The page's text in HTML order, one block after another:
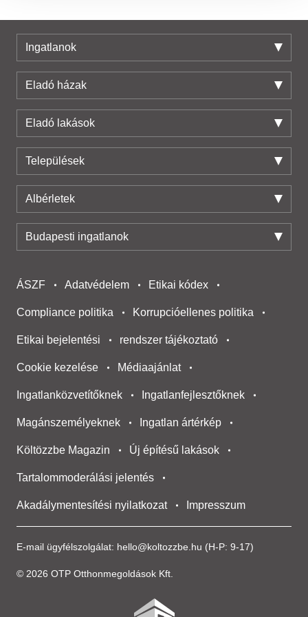
adatokkal, amelyeket Ön adott meg számukra vagy az
Ön által használt más szolgáltatásokból gyűjtöttek.
Ingatlanok
Eladó házak
Eladó lakások
Települések
Albérletek
Budapesti ingatlanok
E-mail ügyfélszolgálat: hello@koltozzbe.hu (H-P: 9-17)
© 2026 OTP Otthonmegoldások Kft.
ÁSZF Adatvédelem Etikai kódex
Compliance politika Korrupcióellenes politika
Etikai bejelentési rendszer tájékoztató
Cookie kezelése Médiaajánlat
Ingatlanközvetítőknek Ingatlanfejlesztőknek
Magánszemélyeknek Ingatlan ártérkép
Költözzbe Magazin Új építésű lakások
Tartalommoderálási jelentés
Akadálymentesítési nyilatkozat Impresszum